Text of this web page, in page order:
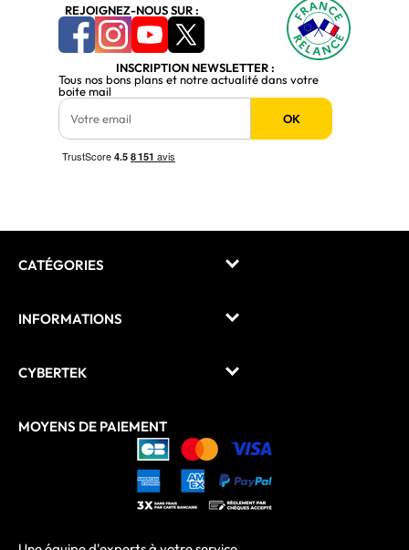
REJOIGNEZ-NOUS SUR :
INSCRIPTION NEWSLETTER :
Tous nos bons plans et notre actualité dans votre
boite mail
OK
CATÉGORIES
INFORMATIONS
CYBERTEK
MOYENS DE PAIEMENT